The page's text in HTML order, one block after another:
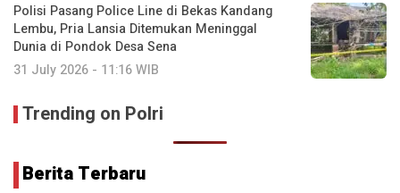
Polisi Pasang Police Line di Bekas Kandang
Lembu, Pria Lansia Ditemukan Meninggal
Dunia di Pondok Desa Sena
31 July 2026 - 11:16 WIB
Trending on Polri
Berita Terbaru